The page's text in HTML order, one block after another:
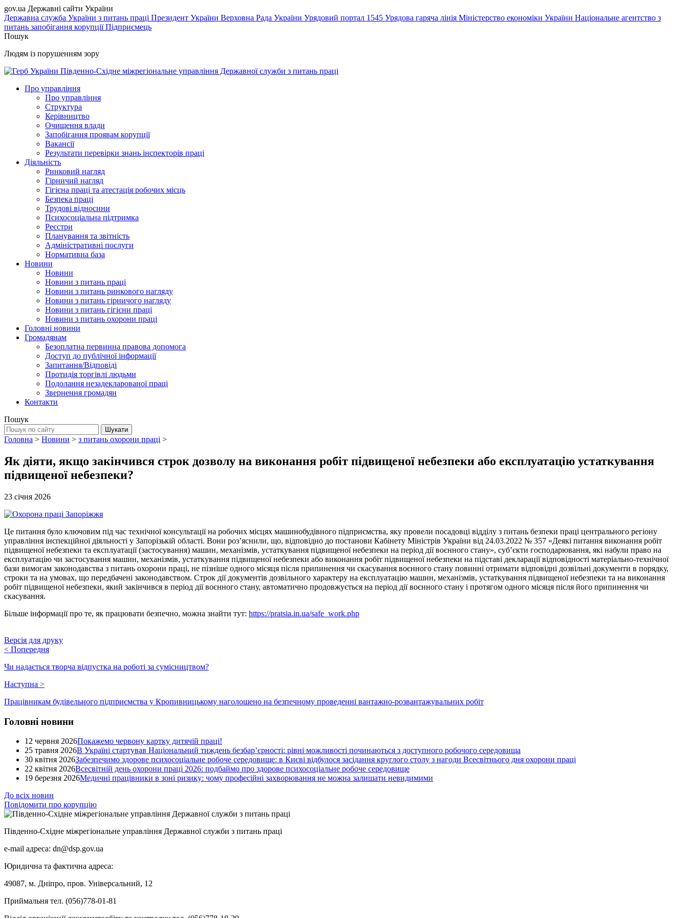
gov.ua Державні сайти України
Державна служба України з питань праці Президент України Верховна Рада України Урядовий портал 1545 Урядова гаряча лінія Міністерство економіки України Національне агентство з
питань запобігання корупціїПідприємець
Пошук
Людям із порушенням зору
Південно-Східне міжрегіональне управління Державної служби з питань праці
Про управління
Про управління
Структура
Керівництво
Очищення влади
Запобігання проявам корупції
Вакансії
Результати перевірки знань інспекторів праці
Діяльність
Ринковий нагляд
Гірничий нагляд
Гігієна праці та атестація робочих місць
Безпека праці
Трудові відносини
Психосоціальна підтримка
Реєстри
Планування та звітність
Адміністративні послуги
Нормативна база
Новини
Новини
Новини з питань праці
Новини з питань ринкового нагляду
Новини з питань гірничого нагляду
Новини з питань гігієни праці
Новини з питань охорони праці
Головні новини
Громадянам
Безоплатна первинна правова допомога
Доступ до публічної інформації
Запитання/Відповіді
Протидія торгівлі людьми
Подолання незадекларованої праці
Звернення громадян
Контакти
Пошук
Головна > Новини > з питань охорони праці >
Як діяти, якщо закінчився строк дозволу на виконання робіт підвищеної небезпеки або експлуатацію устаткування
підвищеної небезпеки?
23 січня 2026
Це питання було ключовим під час технічної консультації на робочих місцях машинобудівного підприємства, яку провели посадовці відділу з питань безпеки праці центрального регіону
управління інспекційної діяльності у Запорізькій області. Вони роз’яснили, що, відповідно до постанови Кабінету Міністрів України від 24.03.2022 № 357 «Деякі питання виконання робіт
підвищеної небезпеки та експлуатації (застосування) машин, механізмів, устаткування підвищеної небезпеки на період дії воєнного стану», суб’єкти господарювання, які набули право на
експлуатацію чи застосування машин, механізмів, устаткування підвищеної небезпеки або виконання робіт підвищеної небезпеки на підставі декларації відповідності матеріально-технічної
бази вимогам законодавства з питань охорони праці, не пізніше одного місяця після припинення чи скасування воєнного стану повинні отримати відповідні дозвільні документи в порядку,
строки та на умовах, що передбачені законодавством. Строк дії документів дозвільного характеру на експлуатацію машин, механізмів, устаткування підвищеної небезпеки та на виконання
робіт підвищеної небезпеки, який закінчився в період дії воєнного стану, автоматично продовжується на період дії воєнного стану і протягом одного місяця після його припинення чи
скасування.
Більше інформації про те, як працювати безпечно, можна знайти тут: https://pratsia.in.ua/safe_work.php
Версія для друку
< Попередня
Чи надається творча відпустка на роботі за сумісництвом?
Наступна >
Працівникам будівельного підприємства у Кропивницькому наголошено на безпечному проведенні вантажно-розвантажувальних робіт
Головні новини
12 червня 2026Покажемо червону картку дитячій праці!
25 травня 2026В Україні стартував Національний тиждень безбар’єрності: рівні можливості починаються з доступного робочого середовища
30 квітня 2026Забезпечимо здорове психосоціальне робоче середовище: в Києві відбулося засідання круглого столу з нагоди Всесвітнього дня охорони праці
22 квітня 2026Всесвітній день охорони праці 2026: подбаймо про здорове психосоціальне робоче середовище
19 березня 2026Медичні працівники в зоні ризику: чому професійні захворювання не можна залишати невидимими
До всіх новин
Повідомити про корупцію
Південно-Східне міжрегіональне управління Державної служби з питань праці
e-mail адреса: dn@dsp.gov.ua
Юридична та фактична адреса:
49087, м. Дніпро, пров. Універсальний, 12
Приймальня тел. (056)778-01-81